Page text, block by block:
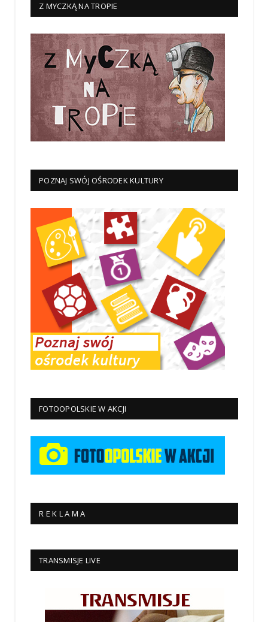
Z MYCZKĄ NA TROPIE
POZNAJ SWÓJ OŚRODEK KULTURY
FOTOOPOLSKIE W AKCJI
R E K L A M A
TRANSMISJE LIVE